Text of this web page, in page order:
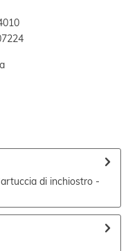
di inchiostro -